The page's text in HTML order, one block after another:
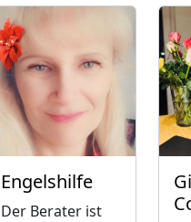
Engelshilfe
Der Berater ist